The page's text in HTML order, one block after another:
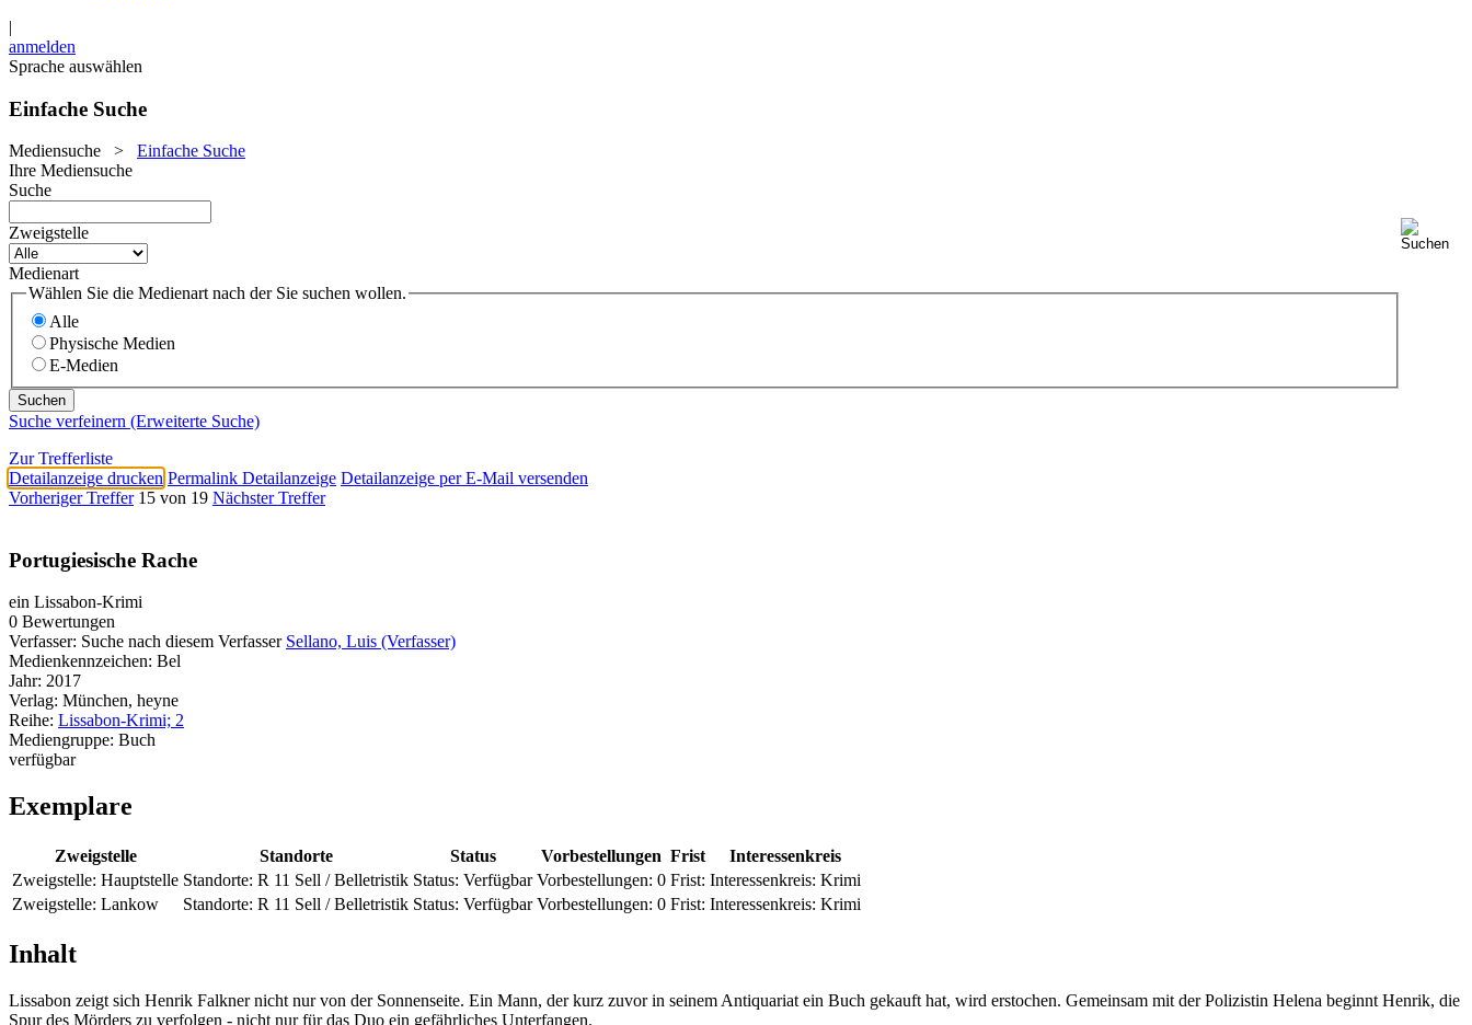
|
anmelden
Sprache auswählen
Einfache Suche
Mediensuche > Einfache Suche
Ihre Mediensuche
Suche
Zweigstelle
Medienart
Wählen Sie die Medienart nach der Sie suchen wollen.
Alle
Physische Medien
E-Medien
Suche verfeinern (Erweiterte Suche)
Zur Trefferliste
Detailanzeige drucken Permalink Detailanzeige Detailanzeige per E-Mail versenden
Vorheriger Treffer 15 von 19 Nächster Treffer
Portugiesische Rache
ein Lissabon-Krimi
0 Bewertungen
Verfasser: Suche nach diesem Verfasser Sellano, Luis (Verfasser)
Medienkennzeichen: Bel
Jahr: 2017
Verlag: München, heyne
Reihe: Lissabon-Krimi; 2
Mediengruppe: Buch
verfügbar
Exemplare
Zweigstelle Standorte Status Vorbestellungen Frist
Interessenkreis
Zweigstelle: Hauptstelle Standorte: R 11 Sell / Belletristik Status: Verfügbar Vorbestellungen: 0 Frist: Interessenkreis: Krimi
Zweigstelle: Lankow Standorte: R 11 Sell / Belletristik Status: Verfügbar Vorbestellungen: 0 Frist: Interessenkreis: Krimi
Inhalt
Lissabon zeigt sich Henrik Falkner nicht nur von der Sonnenseite. Ein Mann, der kurz zuvor in seinem Antiquariat ein Buch gekauft hat, wird erstochen. Gemeinsam mit der Polizistin Helena beginnt Henrik, die
Spur des Mörders zu verfolgen - nicht nur für das Duo ein gefährliches Unterfangen.